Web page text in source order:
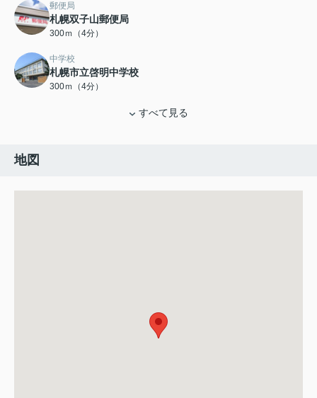
郵便局
札幌双子山郵便局
300ｍ（4分）
中学校
札幌市立啓明中学校
300ｍ（4分）
すべて見る
地図